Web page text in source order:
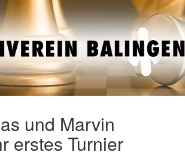
und Marvin
erstes Turnier